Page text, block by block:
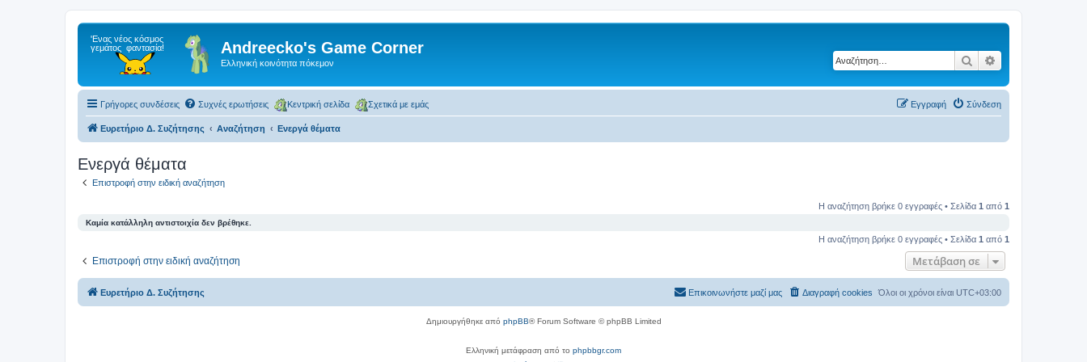
Andreecko's Game Corner
Ελληνική κοινότητα πόκεμον Αναζήτηση
Γρήγορες συνδέσεις Συχνές ερωτήσεις Κεντρική σελίδα Σχετικά με εμάς Σύνδεση
Εγγραφή
Ευρετήριο Δ. Συζήτησης Αναζήτηση Ενεργά θέματα
Ενεργά θέματα
Επιστροφή στην ειδική αναζήτηση
Η αναζήτηση βρήκε 0 εγγραφές • Σελίδα 1 από 1
Καμία κατάλληλη αντιστοιχία δεν βρέθηκε.
Η αναζήτηση βρήκε 0 εγγραφές • Σελίδα 1 από 1
Επιστροφή στην ειδική αναζήτηση Μετάβαση σε
Ευρετήριο Δ. Συζήτησης Όλοι οι χρόνοι είναι UTC+03:00
Διαγραφή cookies
Επικοινωνήστε μαζί μας
Δημιουργήθηκε από phpBB® Forum Software © phpBB Limited
Ελληνική μετάφραση από το phpbbgr.com